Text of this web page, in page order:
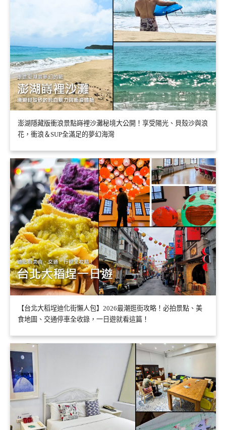
澎湖隱藏版衝浪景點嵵裡沙灘秘境大公開！享受陽光、貝殼沙與浪
花，衝浪＆SUP全滿足的夢幻海灣
【台北大稻埕迪化街懶人包】2026最潮逛街攻略！必拍景點、美
食地圖、交通停車全收錄，一日遊就看這篇！